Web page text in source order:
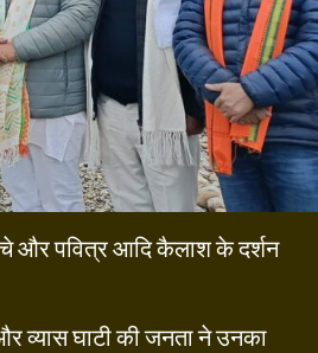
और पवित्र आदि कैलाश के दर्शन
व्यास घाटी की जनता ने उनका